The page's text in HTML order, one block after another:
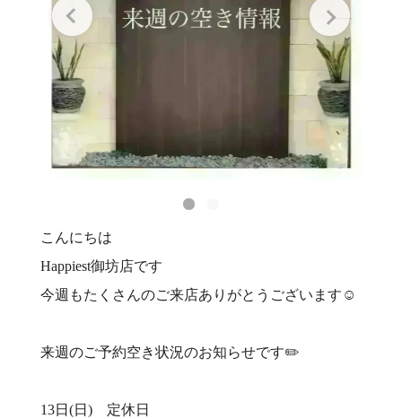
こんにちは
Happiest御坊店です
今週もたくさんのご来店ありがとうございます☺️
来週のご予約空き状況のお知らせです✏️
13日(日) 定休日